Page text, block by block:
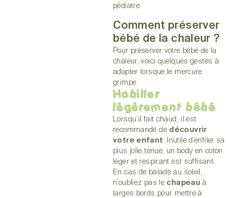
pédiatre.
Comment préserver
bébé de la chaleur ?
Pour préserver votre bébé de la
chaleur, voici quelques gestes à
adopter lorsque le mercure
grimpe.
Habiller
légèrement bébé
Lorsqu’il fait chaud, il est
recommandé de découvrir
votre enfant . Inutile d’enfiler sa
plus jolie tenue, un body en coton
léger et respirant est suffisant.
En cas de balade au soleil,
n’oubliez pas le chapeau à
larges bords pour mettre à